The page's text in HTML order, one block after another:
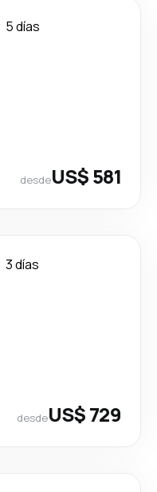
5 días
desdeUS$ 581
3 días
desdeUS$ 729